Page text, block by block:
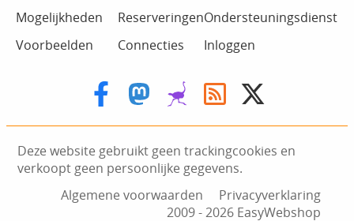
Mogelijkheden
Voorbeelden
Reserveringen
Connecties
Ondersteuningsdienst
Inloggen
Deze website gebruikt geen trackingcookies en
verkoopt geen persoonlijke gegevens.
Algemene voorwaarden
Privacyverklaring
2009 ‑ 2026 EasyWebshop